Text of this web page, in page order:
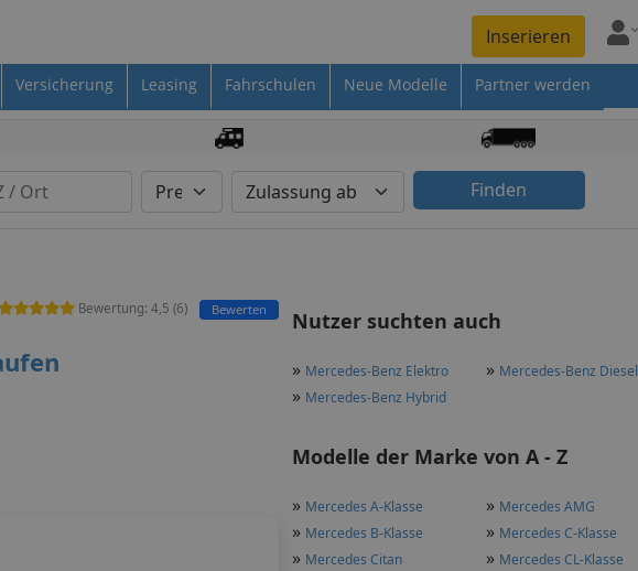
Inserieren
Versicherung Leasing Fahrschulen Neue Modelle Partner werden
Finden
Nutzer suchten auch
» Mercedes-Benz Elektro » Mercedes-Benz Diesel
» Mercedes-Benz Hybrid
Modelle der Marke von A - Z
» Mercedes A-Klasse » Mercedes AMG
» Mercedes B-Klasse » Mercedes C-Klasse
» Mercedes Citan » Mercedes CL-Klasse
Bewertung: 4,5 (6) Bewerten